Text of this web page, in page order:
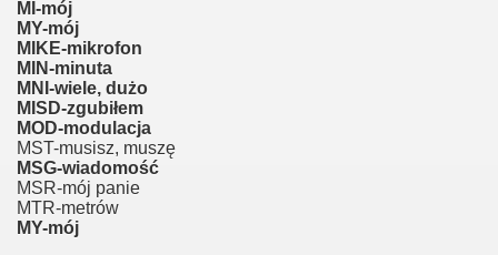
MI-mój
MY-mój
MIKE-mikrofon
MIN-minuta
MNI-wiele, dużo
MISD-zgubiłem
MOD-modulacja
MST-musisz, muszę
MSG-wiadomość
MSR-mój panie
MTR-metrów
MY-mój